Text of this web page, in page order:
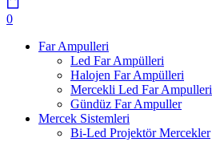
0
Far Ampulleri
Led Far Ampülleri
Halojen Far Ampülleri
Mercekli Led Far Ampulleri
Gündüz Far Ampuller
Mercek Sistemleri
Bi-Led Projektör Mercekler